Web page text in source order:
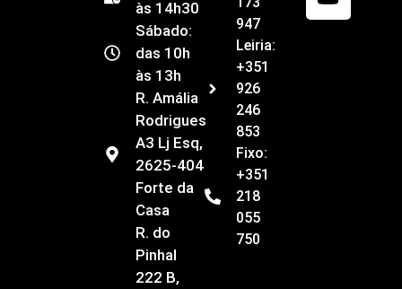
às 14h30
Sábado:
das 10h
às 13h
R. Amália
Rodrigues
A3 Lj Esq,
2625-404
Forte da
Casa
R. do
Pinhal
222 B,
947
Leiria:
+351
926
246
853
Fixo:
+351
218
055
750